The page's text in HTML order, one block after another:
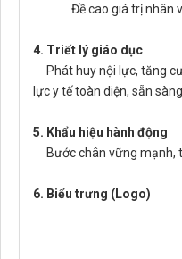
Đề cao giá trị nhân
4. Triết lý giáo dục
Phát huy nội lực, tăng
lực y tế toàn diện, sẵn
5. Khẩu hiệu hành động
Bước chân vững mạnh,
6. Biểu trưng (Logo)